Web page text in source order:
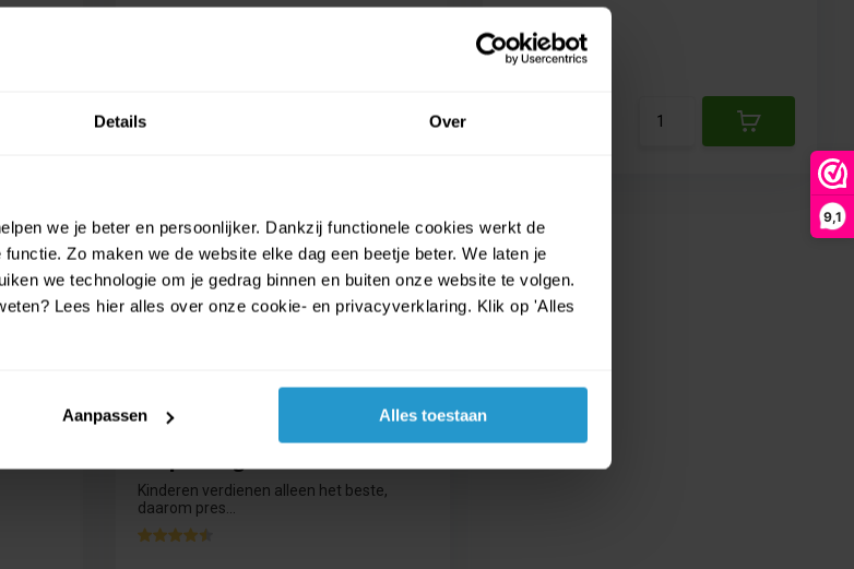
Details Over
we je beter en persoonlijker. Dankzij functionele cookies werkt de
Zo maken we de website elke dag een beetje beter. We laten je
we technologie om je gedrag binnen en buiten onze website te volgen.
Lees hier alles over onze cookie- en privacyverklaring. Klik op 'Alles
Aanpassen Alles toestaan
9,1
€3,59
€ 2,99
€ 2,69
Rubiks Race Multi language -
Kinderen verdienen alleen het beste,
daarom pres...